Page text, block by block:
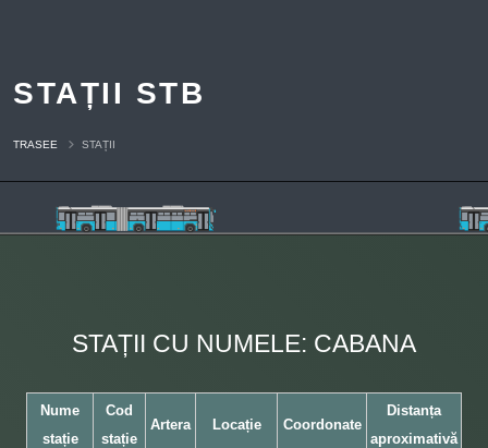
STAȚII STB
TRASEE STAȚII
STAȚII CU NUMELE: CABANA
Nume
stație
Cod
stație
Artera Locație Coordonate
Distanța
aproximativă